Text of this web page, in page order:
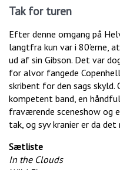
Tak for turen
Efter denne omgang på
langtfra kun var i 80’erne,
ud af sin Gibson. Det var
for alvor fangede
skribent for den sags skyld.
kompetent band, en
fraværende sceneshow og
tak, og syv kranier er da
Sætliste
In the Clouds